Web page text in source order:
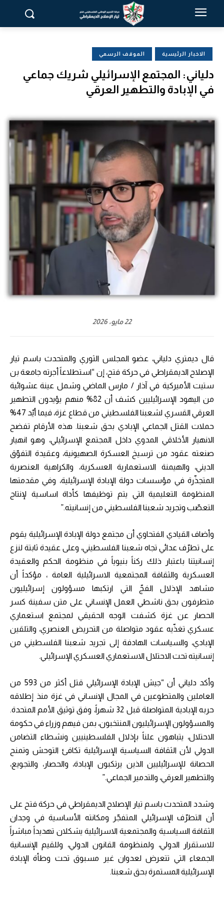
الاخبار الرئيسية الموقف الرسمي
دلياني: المجتمع الإسرائيلي شريك جماعي
في الإبادة والتطهير العرقي
22 مايو، 2026
قال ديمتري دلياني، عضو المجلس الثوري والمتحدث باسم تيار
الإصلاح الديمقراطي في حركة فتح، إن “استطلاعاً أجرته جامعة بن
ستيت الأميركية في آذار / مارس الماضي وشمل عينة عشوائية
من اليهود الإسرائيليين كشف أن 82% منهم يؤيدون التطهير
العرقي القسري لشعبنا الفلسطيني من قطاع غزة، فيما أيّد 47%
حملات القتل الجماعي الإبادي بحق شعبنا. هذه الأرقام تفضح
الانهيار الأخلاقي المدوي داخل المجتمع الإسرائيلي، وهو انهيار
صنعته عقود من ترسيخ العسكرة الصهيونية، وعقيدة التفوّق
الديني، والهيمنة الاستعمارية العسكرية، والكراهية العنصرية
المتجذّرة في مؤسسات دولة الإبادة الإسرائيلية، وفي مقدمتها
المنظومة التعليمية التي يتم توظيفها كأداة اساسية لإنتاج
التعصّب وتجريد شعبنا الفلسطيني من إنسانيته.”
وأضاف القيادي الفتحاوي أن مجتمع دولة الإبادة الإسرائيلية يقوم
على تطرّف عدائي تجاه شعبنا الفلسطيني، وعلى عقيدة ثابتة لنزع
إنسانيتنا باعتبار ذلك ركناً بنيوياً في منظومة الحكم والعقيدة
العسكرية والثقافة المجتمعية الاسرائيلية العامة ، مؤكداً أن
مشاهد الإذلال الفجّ التي ارتكبها مسؤولون إسرائيليون
متطرفون بحق ناشطي العمل الإنساني على متن سفينة كسر
الحصار عن غزة كشفت الوجه الحقيقي لمجتمع استعماري
عسكري تغذّيه عقود متواصلة من التحريض العنصري، والتلقين
الإبادي، والسياسات الهادفة إلى تجريد شعبنا الفلسطيني من
إنسانيته تحت الاحتلال الاستعماري العسكري الإسرائيلي.
وأكد دلياني أن “جيش الإبادة الإسرائيلي قتل أكثر من 593 من
العاملين والمتطوعين في المجال الإنساني في غزة منذ إطلاقه
حربه الإبادية المتواصلة قبل 32 شهراً، وفق توثيق الأمم المتحدة.
والمسؤولون الإسرائيليون المنتخبون، بمن فيهم وزراء في حكومة
الاحتلال، يتباهون علناً بإذلال الفلسطينيين ونشطاء التضامن
الدولي لأن الثقافة السياسية الإسرائيلية تكافئ التوحش وتمنح
الحصانة للإسرائيليين الذين يرتكبون الإبادة، والحصار، والتجويع،
والتطهير العرقي، والتدمير الجماعي.”
وشدد المتحدث باسم تيار الإصلاح الديمقراطي في حركة فتح على
أن التطرّف الإسرائيلي المتفجّر ومكانته الأساسية في وجدان
الثقافة السياسية والمجتمعية الاسرائيلية يشكلان تهديداً مباشراً
للاستقرار الدولي، ولمنظومة القانون الدولي، وللقيم الإنسانية
الجمعاء التي تتعرض لعدوان غير مسبوق تحت وطأة الإبادة
الإسرائيلية المستمرة بحق شعبنا.